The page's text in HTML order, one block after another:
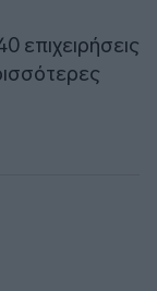
επιχειρήσεις